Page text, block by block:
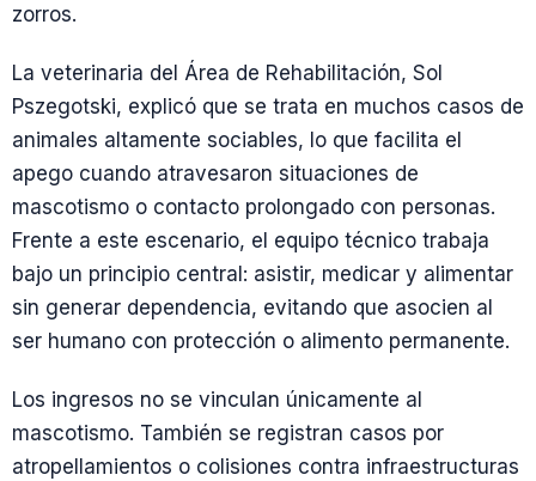
zorros.
La veterinaria del Área de Rehabilitación, Sol
Pszegotski, explicó que se trata en muchos casos de
animales altamente sociables, lo que facilita el
apego cuando atravesaron situaciones de
mascotismo o contacto prolongado con personas.
Frente a este escenario, el equipo técnico trabaja
bajo un principio central: asistir, medicar y alimentar
sin generar dependencia, evitando que asocien al
ser humano con protección o alimento permanente.
Los ingresos no se vinculan únicamente al
mascotismo. También se registran casos por
atropellamientos o colisiones contra infraestructuras